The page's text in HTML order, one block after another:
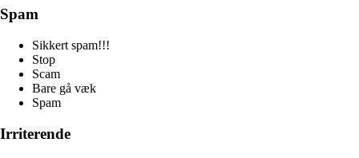
Spam
Sikkert spam!!!
Stop
Scam
Bare gå væk
Spam
Irriterende